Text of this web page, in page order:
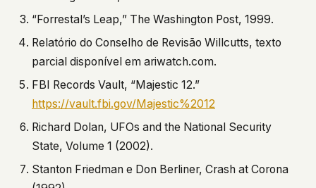
“Forrestal’s Leap,” The Washington Post, 1999.
Relatório do Conselho de Revisão Willcutts, texto
parcial disponível em ariwatch.com.
FBI Records Vault, “Majestic 12.”
https://vault.fbi.gov/Majestic%2012
Richard Dolan, UFOs and the National Security
State, Volume 1 (2002).
Stanton Friedman e Don Berliner, Crash at Corona